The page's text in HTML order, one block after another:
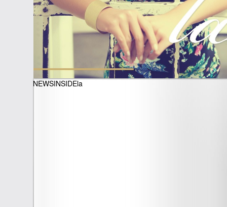
NEWSINSIDEla